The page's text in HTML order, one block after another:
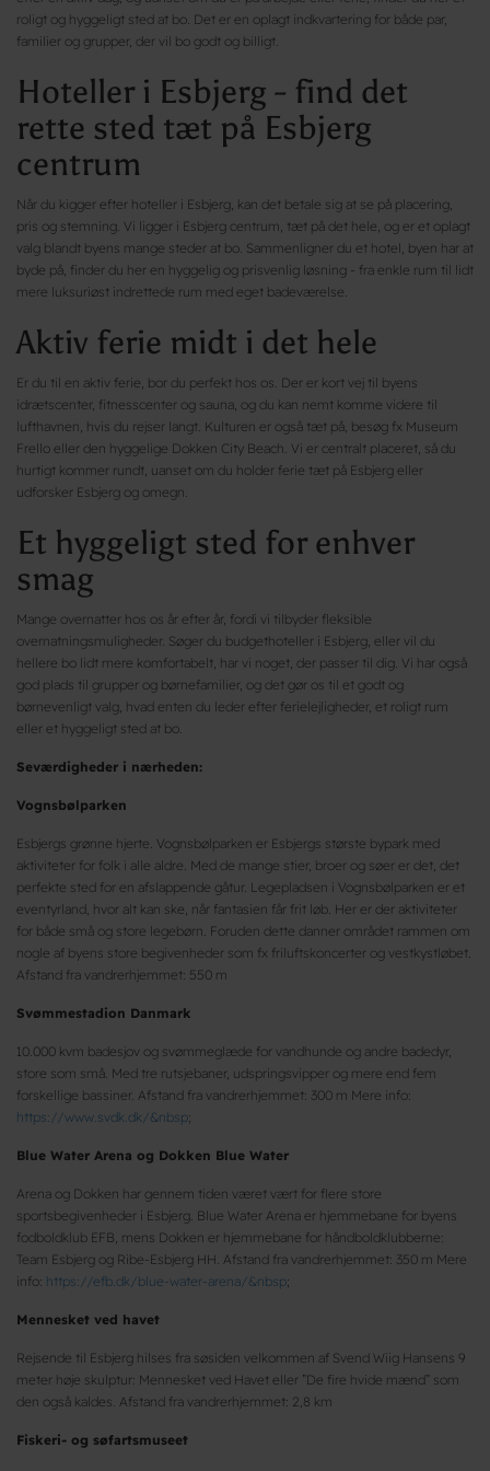
roligt og hyggeligt sted at bo. Det er en oplagt indkvartering for både par,
familier og grupper, der vil bo godt og billigt.
Hoteller i Esbjerg - find det
rette sted tæt på Esbjerg
centrum
Når du kigger efter hoteller i Esbjerg, kan det betale sig at se på placering,
pris og stemning. Vi ligger i Esbjerg centrum, tæt på det hele, og er et oplagt
valg blandt byens mange steder at bo. Sammenligner du et hotel, byen har at
byde på, finder du her en hyggelig og prisvenlig løsning - fra enkle rum til lidt
mere luksuriøst indrettede rum med eget badeværelse.
Aktiv ferie midt i det hele
Er du til en aktiv ferie, bor du perfekt hos os. Der er kort vej til byens
idrætscenter, fitnesscenter og sauna, og du kan nemt komme videre til
lufthavnen, hvis du rejser langt. Kulturen er også tæt på, besøg fx Museum
Frello eller den hyggelige Dokken City Beach. Vi er centralt placeret, så du
hurtigt kommer rundt, uanset om du holder ferie tæt på Esbjerg eller
udforsker Esbjerg og omegn.
Et hyggeligt sted for enhver
smag
Mange overnatter hos os år efter år, fordi vi tilbyder fleksible
overnatningsmuligheder. Søger du budgethoteller i Esbjerg, eller vil du
hellere bo lidt mere komfortabelt, har vi noget, der passer til dig. Vi har også
god plads til grupper og børnefamilier, og det gør os til et godt og
børnevenligt valg, hvad enten du leder efter ferielejligheder, et roligt rum
eller et hyggeligt sted at bo.
Seværdigheder i nærheden:
Vognsbølparken
Esbjergs grønne hjerte. Vognsbølparken er Esbjergs største bypark med
aktiviteter for folk i alle aldre. Med de mange stier, broer og søer er det, det
perfekte sted for en afslappende gåtur. Legepladsen i Vognsbølparken er et
eventyrland, hvor alt kan ske, når fantasien får frit løb. Her er der aktiviteter
for både små og store legebørn. Foruden dette danner området rammen om
nogle af byens store begivenheder som fx friluftskoncerter og vestkystløbet.
Afstand fra vandrerhjemmet: 550 m
Svømmestadion Danmark
10.000 kvm badesjov og svømmeglæde for vandhunde og andre badedyr,
store som små. Med tre rutsjebaner, udspringsvipper og mere end fem
forskellige bassiner. Afstand fra vandrerhjemmet: 300 m Mere info:
https://www.svdk.dk/&nbsp;
Blue Water Arena og Dokken Blue Water
Arena og Dokken har gennem tiden været vært for flere store
sportsbegivenheder i Esbjerg. Blue Water Arena er hjemmebane for byens
fodboldklub EFB, mens Dokken er hjemmebane for håndboldklubberne:
Team Esbjerg og Ribe-Esbjerg HH. Afstand fra vandrerhjemmet: 350 m Mere
info: https://efb.dk/blue-water-arena/&nbsp;
Mennesket ved havet
Rejsende til Esbjerg hilses fra søsiden velkommen af Svend Wiig Hansens 9
meter høje skulptur: Mennesket ved Havet eller ”De fire hvide mænd” som
den også kaldes. Afstand fra vandrerhjemmet: 2,8 km
Fiskeri- og søfartsmuseet